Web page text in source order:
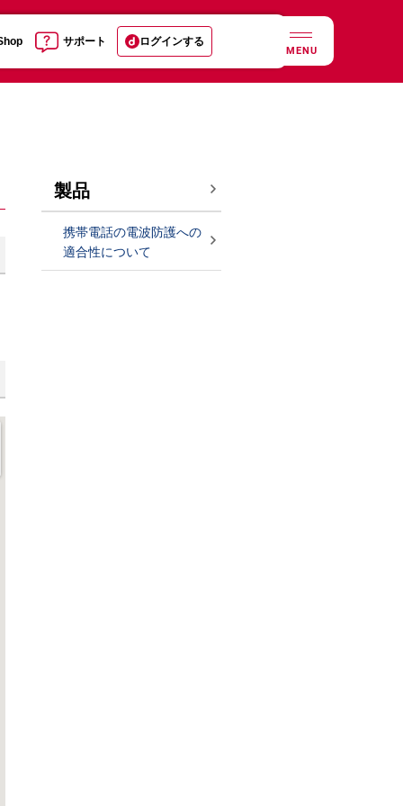
サポート ログインする
MENU
製品
携帯電話の電波防護への
適合性について